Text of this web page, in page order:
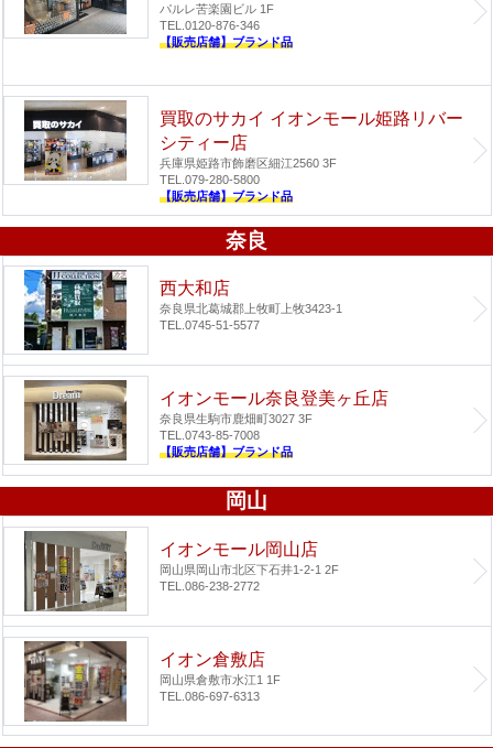
パルレ苦楽園ビル 1F
TEL.0120-876-346
【販売店舗】ブランド品
買取のサカイ イオンモール姫路リバー
シティー店
兵庫県姫路市飾磨区細江2560 3F
TEL.079-280-5800
【販売店舗】ブランド品
奈良
西大和店
奈良県北葛城郡上牧町上牧3423-1
TEL.0745-51-5577
イオンモール奈良登美ヶ丘店
奈良県生駒市鹿畑町3027 3F
TEL.0743-85-7008
【販売店舗】ブランド品
岡山
イオンモール岡山店
岡山県岡山市北区下石井1-2-1 2F
TEL.086-238-2772
イオン倉敷店
岡山県倉敷市水江1 1F
TEL.086-697-6313